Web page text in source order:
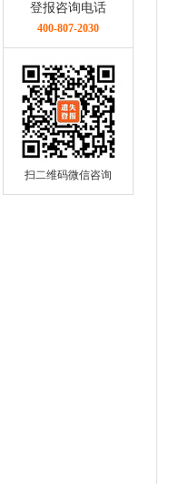
登报咨询电话
400-807-2030
扫二维码微信咨询